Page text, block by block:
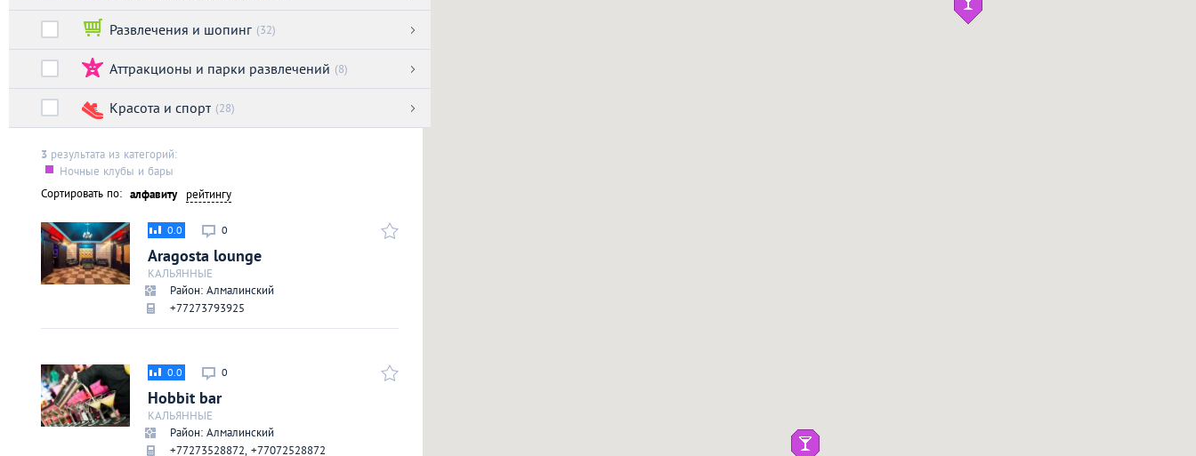
Киев
Лондон
Лос-Анджелес
Париж
Паттайя
Пхукет
Санкт-Петербург
Развлечения и шопинг (32)
Аттракционы и парки развлечений (8)
Красота и спорт (28)
3 результата из категорий:
Ночные клубы и бары
Сортировать по: алфавиту рейтингу
0
0.0
Aragosta lounge
КАЛЬЯННЫЕ
Район: Алмалинский
+77273793925
0
0.0
Hobbit bar
КАЛЬЯННЫЕ
Район: Алмалинский
+77273528872, +77072528872